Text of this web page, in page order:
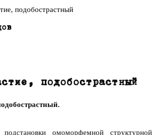
подобострастный
подобострастный
омоморфемной структурной